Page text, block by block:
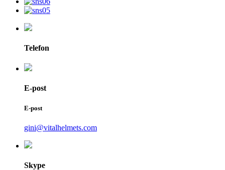
Telefon
E-post
E-post
gini@vitalhelmets.com
Skype